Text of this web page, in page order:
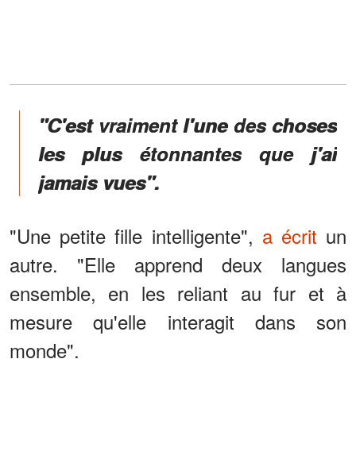
"C'est vraiment l'une des choses
les plus étonnantes que j'ai
jamais vues".
"Une petite fille intelligente", a écrit un
autre. "Elle apprend deux langues
ensemble, en les reliant au fur et à
mesure qu'elle interagit dans son
monde".